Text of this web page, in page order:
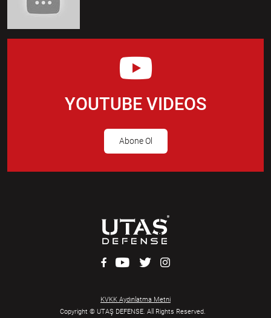
YOUTUBE VIDEOS
Abone Ol
Copyright © UTAŞ DEFENSE. All Rights Reserved.
KVKK Aydınlatma Metni